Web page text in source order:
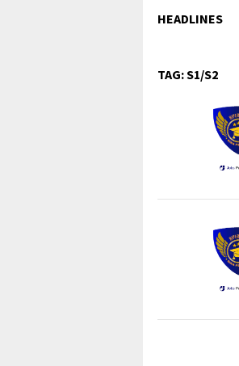
HEADLINES
TAG:S1/S2